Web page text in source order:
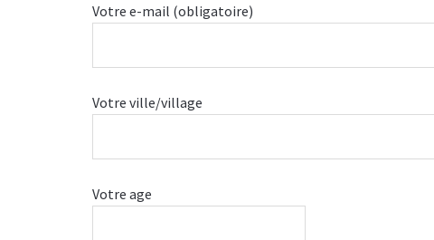
Votre e-mail (obligatoire)
Votre ville/village
Votre age